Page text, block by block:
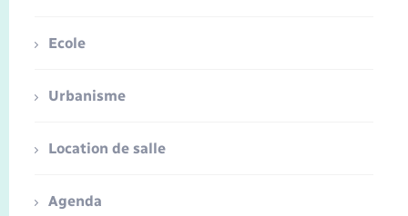
Ecole
Urbanisme
Location de salle
Agenda